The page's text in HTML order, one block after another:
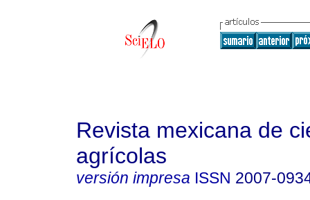
Revista mexicana de
agrícolas
versión impresa ISSN 2007-